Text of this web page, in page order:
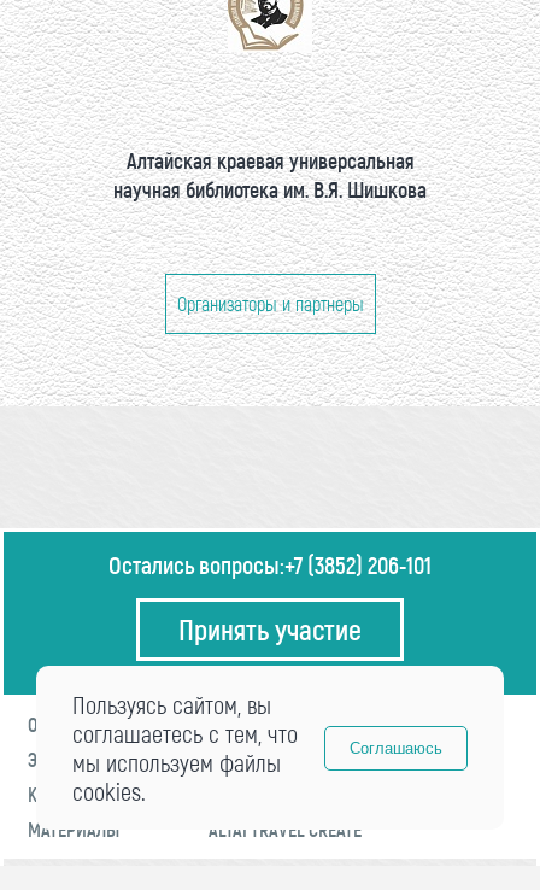
Алтайская краевая универсальная
научная библиотека им. В.Я. Шишкова
Организаторы и партнеры
Остались вопросы:+7 (3852) 206-101
Принять участие
О ФОРУМЕ
ПРОГРАММА
ЭКСПЕРТЫ
НОВОСТИ
КОНТАКТЫ
МАТЕРИАЛЫ
ALTAI TRAVEL CREATE
Пользуясь сайтом, вы
соглашаетесь с тем, что
мы используем файлы
cookies.
Соглашаюсь